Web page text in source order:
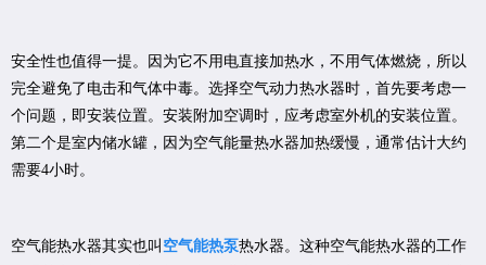
安全性也值得一提。因为它不用电直接加热水，不用气体燃烧，所以
完全避免了电击和气体中毒。选择空气动力热水器时，首先要考虑一
个问题，即安装位置。安装附加空调时，应考虑室外机的安装位置。
第二个是室内储水罐，因为空气能量热水器加热缓慢，通常估计大约
需要4小时。
空气能热水器其实也叫 空气能热泵热水器。这种空气能热水器的工作